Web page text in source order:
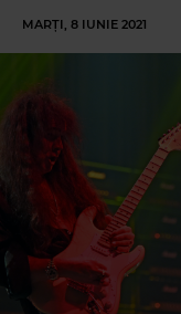
MARȚI, 8 IUNIE 2021